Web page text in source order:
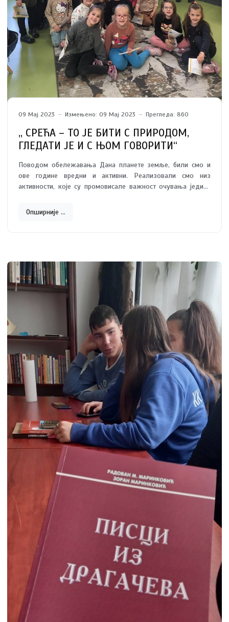
09 Мај 2023 Измењено: 09 Мај 2023 Прегледа: 860
,, СРЕЋА – ТО ЈЕ БИТИ С ПРИРОДОМ,
ГЛЕДАТИ ЈЕ И С ЊОМ ГОВОРИТИ“
Поводом обележавања Дана планете земље, били смо и
ове године вредни и активни. Реализовали смо низ
активности, које су промовисале важност очувања једине
начин.
Опширније …